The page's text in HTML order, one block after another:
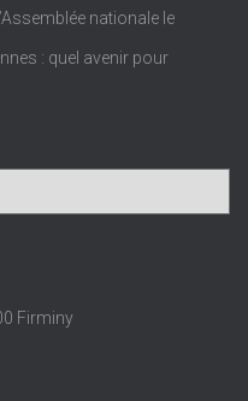
nationale le
: quel avenir pour
Firminy